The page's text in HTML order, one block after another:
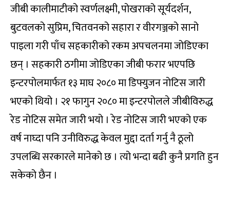
जीबी कालीमाटीको स्वर्णलक्ष्मी, पोखराको सूर्यदर्शन,
बुटवलको सुप्रिम, चितवनको सहारा र वीरगञ्जको सानो
पाइला गरी पाँच सहकारीको रकम अपचलनमा जोडिएका
छन् । सहकारी ठगीमा जोडिएका जीबी फरार भएपछि
इन्टरपोलमार्फत १३ माघ २०८० मा डिफ्युजन नोटिस जारी
भएको थियो । २१ फागुन २०८० मा इन्टरपोलले जीबीविरुद्ध
रेड नोटिस समेत जारी भयो । रेड नोटिस जारी भएको एक
वर्ष नाघ्दा पनि उनीविरुद्ध केवल मुद्दा दर्ता गर्नु नै ठूलो
उपलब्धि सरकारले मानेको छ । त्यो भन्दा बढी कुनै प्रगति हुन
सकेको छैन ।